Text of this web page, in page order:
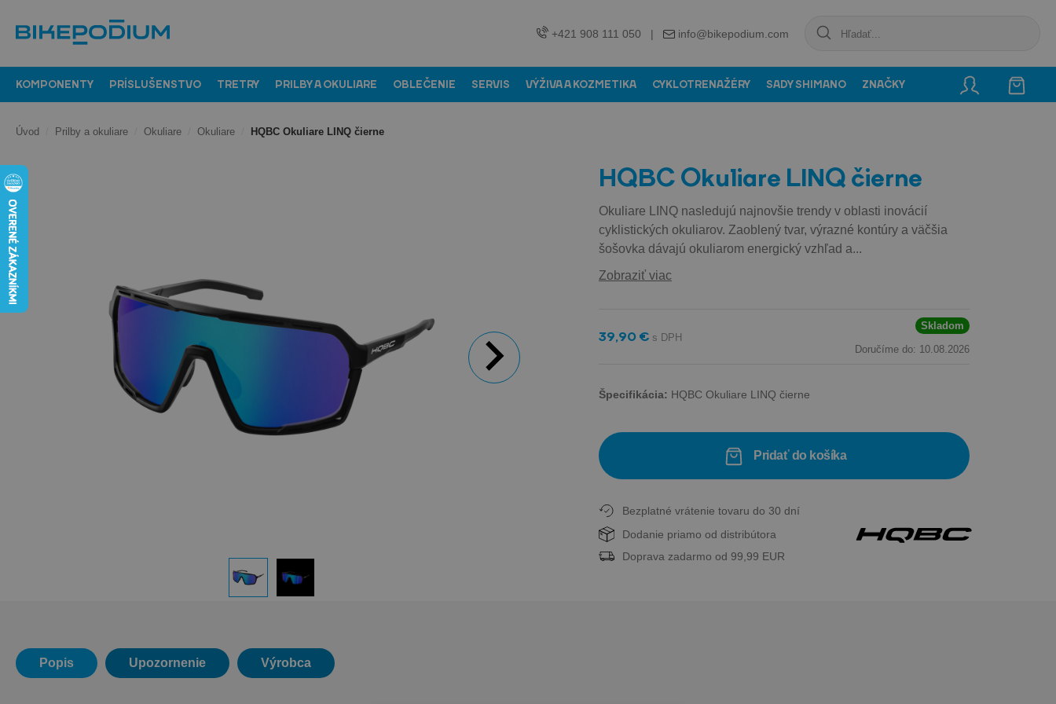
+421 908 111 050 | info@bikepodium.com
KOMPONENTY PRÍSLUŠENSTVO TRETRY PRILBY A OKULIARE OBLEČENIE SERVIS VÝŽIVA A KOZMETIKA CYKLOTRENAŽÉRY SADY SHIMANO ZNAČKY
Úvod Prilby a okuliare Okuliare Okuliare HQBC Okuliare LINQ čierne
HQBC Okuliare LINQ čierne
Okuliare LINQ nasledujú najnovšie trendy v oblasti inovácií
cyklistických okuliarov. Zaoblený tvar, výrazné kontúry a väčšia
šošovka dávajú okuliarom energický vzhľad a...
Zobraziť viac
39,90 €
Skladom
Doručíme do: 10.08.2026
Špecifikácia: HQBC Okuliare LINQ čierne
Pridať do košíka
Bezplatné vrátenie tovaru do 30 dní
Dodanie priamo od distribútora
Doprava zadarmo od 99,99 EUR
Popis Upozornenie Výrobca